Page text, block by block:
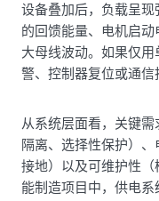
设备叠加后，负载呈
的回馈能量、电机启
大母线波动。如果仅
警、控制器复位或通信
从系统层面看，关键需
隔离、选择性保护）、
接地）以及可维护性
能制造项目中，供电